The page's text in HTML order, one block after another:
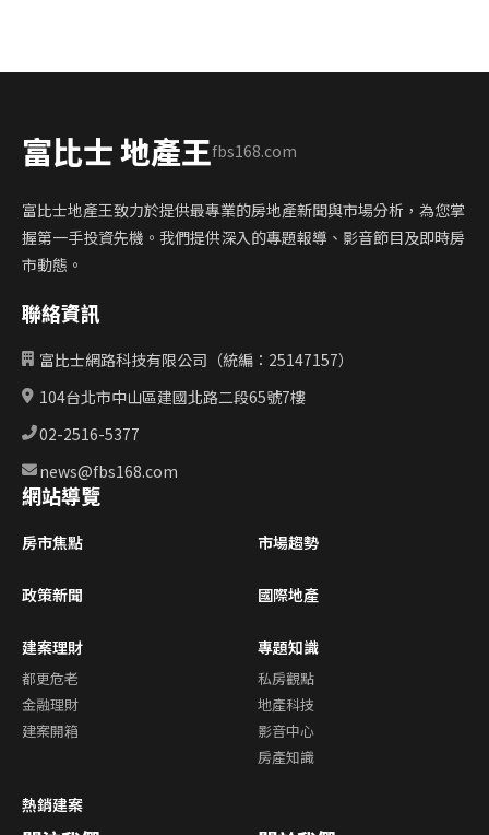
富比士 地產王fbs168.com
富比士地產王致力於提供最專業的房地產新聞與市場分析，為您掌
握第一手投資先機。我們提供深入的專題報導、影音節目及即時房
市動態。
聯絡資訊
富比士網路科技有限公司（統編：25147157）
104台北市中山區建國北路二段65號7樓
02-2516-5377
news@fbs168.com
網站導覽
房市焦點 市場趨勢
政策新聞 國際地產
建案理財
都更危老
金融理財
建案開箱
專題知識
私房觀點
地產科技
影音中心
房產知識
熱銷建案